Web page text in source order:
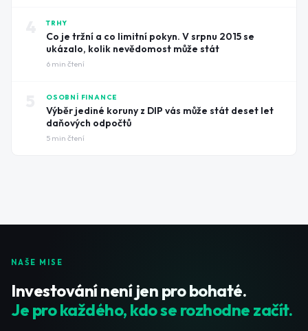
TRHY
Co je tržní a co limitní pokyn. V srpnu 2015 se
ukázalo, kolik nevědomost může stát
6 min čtení
OSOBNÍ FINANCE
Výběr jediné koruny z DIP vás může stát deset let
daňových odpočtů
5 min čtení
NAŠE MISE
Investování není jen pro bohaté.
Je pro každého, kdo se rozhodne začít.